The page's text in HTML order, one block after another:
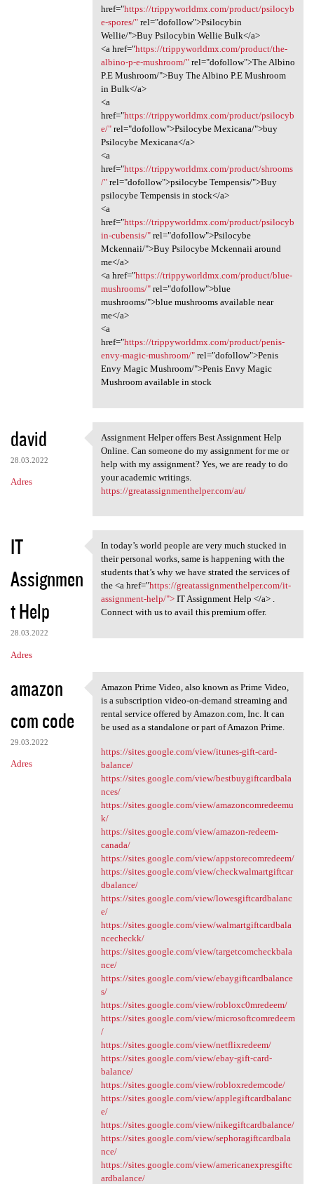
href="https://trippyworldmx.com/product/psilocyb
e-spores/"rel="dofollow">Psilocybin
Wellie/">Buy Psilocybin Wellie Bulk</a>
<a href="https://trippyworldmx.com/product/the-
albino-p-e-mushroom/"rel="dofollow">The Albino
P.E Mushroom/">Buy The Albino P.E Mushroom
in Bulk</a>
<a
href="https://trippyworldmx.com/product/psilocyb
e/"rel="dofollow">Psilocybe Mexicana/">buy
Psilocybe Mexicana</a>
<a
href="https://trippyworldmx.com/product/shrooms
/"rel="dofollow">psilocybe Tempensis/">Buy
psilocybe Tempensis in stock</a>
<a
href="https://trippyworldmx.com/product/psilocyb
in-cubensis/"rel="dofollow">Psilocybe
Mckennaii/">Buy Psilocybe Mckennaii around
me</a>
<a href="https://trippyworldmx.com/product/blue-
mushrooms/"rel="dofollow">blue
mushrooms/">blue mushrooms available near
me</a>
<a
href="https://trippyworldmx.com/product/penis-
envy-magic-mushroom/"rel="dofollow">Penis
Envy Magic Mushroom/">Penis Envy Magic
Mushroom available in stock
david
28.03.2022
Adres
Assignment Helper offers Best
Assignment Helper offers Best Assignment Help
Online. Can someone do my assignment for me or
help with my assignment? Yes, we are ready to do
your academic writings.
https://greatassignmenthelper.com/au/
IT
Assignmen
t Help
28.03.2022
Adres
In today’s world people are
In today’s world people are very much stucked in
their personal works, same is happening with the
students that’s why we have strated the services of
the <a href="https://greatassignmenthelper.com/it-
assignment-help/">IT Assignment Help </a> .
Connect with us to avail this premium offer.
amazon
com code
29.03.2022
Adres
Amazon Prime Video, also
Amazon Prime Video, also known as Prime Video,
is a subscription video-on-demand streaming and
rental service offered by Amazon.com, Inc. It can
be used as a standalone or part of Amazon Prime.
https://sites.google.com/view/itunes-gift-card-
balance/
https://sites.google.com/view/bestbuygiftcardbala
nces/
https://sites.google.com/view/amazoncomredeemu
k/
https://sites.google.com/view/amazon-redeem-
canada/
https://sites.google.com/view/appstorecomredeem/
https://sites.google.com/view/checkwalmartgiftcar
dbalance/
https://sites.google.com/view/lowesgiftcardbalanc
e/
https://sites.google.com/view/walmartgiftcardbala
ncecheckk/
https://sites.google.com/view/targetcomcheckbala
nce/
https://sites.google.com/view/ebaygiftcardbalance
s/
https://sites.google.com/view/robloxc0mredeem/
https://sites.google.com/view/microsoftcomredeem
/
https://sites.google.com/view/netflixredeem/
https://sites.google.com/view/ebay-gift-card-
balance/
https://sites.google.com/view/robloxredemcode/
https://sites.google.com/view/applegiftcardbalanc
e/
https://sites.google.com/view/nikegiftcardbalance/
https://sites.google.com/view/sephoragiftcardbala
nce/
https://sites.google.com/view/americanexpresgiftc
ardbalance/